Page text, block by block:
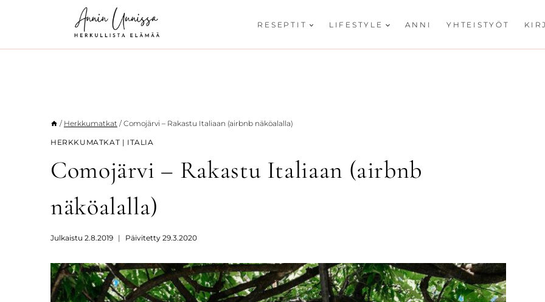
RESEPTIT LIFESTYLE ANNI YHTEISTYÖT
/ Herkkumatkat / Comojärvi – Rakastu Italiaan (airbnb näköalalla)
HERKKUMATKAT | ITALIA
Comojärvi – Rakastu Italiaan (airbnb
näköalalla)
Julkaistu 2.8.2019 Päivitetty 29.3.2020